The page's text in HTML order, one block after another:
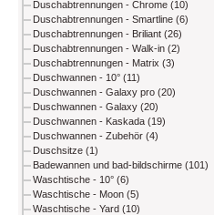
Duschabtrennungen - Chrome (10)
Duschabtrennungen - Smartline (6)
Duschabtrennungen - Briliant (26)
Duschabtrennungen - Walk-in (2)
Duschabtrennungen - Matrix (3)
Duschwannen - 10° (11)
Duschwannen - Galaxy pro (20)
Duschwannen - Galaxy (20)
Duschwannen - Kaskada (19)
Duschwannen - Zubehör (4)
Duschsitze (1)
Badewannen und bad-bildschirme (101)
Waschtische - 10° (6)
Waschtische - Moon (5)
Waschtische - Yard (10)